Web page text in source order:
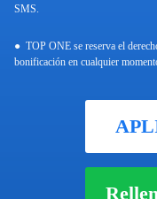
SMS.
TOP ONE se reserva el
bonificación en cualquier